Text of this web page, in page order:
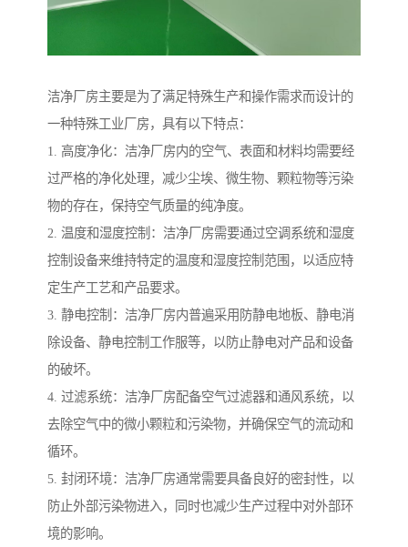
洁净厂房主要是为了满足特殊生产和操作需求而设计的
一种特殊工业厂房，具有以下特点：
1. 高度净化：洁净厂房内的空气、表面和材料均需要经
过严格的净化处理，减少尘埃、微生物、颗粒物等污染
物的存在，保持空气质量的纯净度。
2. 温度和湿度控制：洁净厂房需要通过空调系统和湿度
控制设备来维持特定的温度和湿度控制范围，以适应特
定生产工艺和产品要求。
3. 静电控制：洁净厂房内普遍采用防静电地板、静电消
除设备、静电控制工作服等，以防止静电对产品和设备
的破坏。
4. 过滤系统：洁净厂房配备空气过滤器和通风系统，以
去除空气中的微小颗粒和污染物，并确保空气的流动和
循环。
5. 封闭环境：洁净厂房通常需要具备良好的密封性，以
防止外部污染物进入，同时也减少生产过程中对外部环
境的影响。